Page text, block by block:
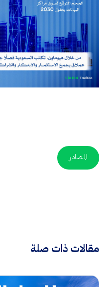
المصادر
مقالات ذات صلة